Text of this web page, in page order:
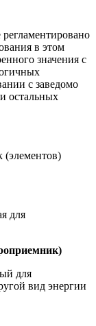
в этом
значения с
с заведомо
остальных
(элементов)
для
для
вид энергии